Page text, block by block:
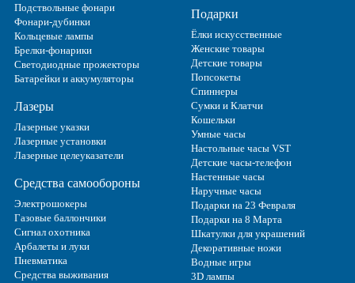
Подствольные фонари
Фонари-дубинки
Кольцевые лампы
Брелки-фонарики
Светодиодные прожекторы
Батарейки и аккумуляторы
Лазеры
Лазерные указки
Лазерные установки
Лазерные целеуказатели
Средства самообороны
Электрошокеры
Газовые баллончики
Сигнал охотника
Арбалеты и луки
Пневматика
Средства выживания
Подарки
Ёлки искусственные
Женские товары
Детские товары
Попсокеты
Спиннеры
Сумки и Клатчи
Кошельки
Умные часы
Настольные часы VST
Детские часы-телефон
Настенные часы
Наручные часы
Подарки на 23 Февраля
Подарки на 8 Марта
Шкатулки для украшений
Декоративные ножи
Водные игры
3D лампы